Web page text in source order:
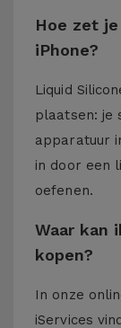
Hoe zet
iPhone?
Liquid
plaatsen: je
apparatuur
in door een
oefenen.
Waar kan
kopen?
In onze
iServices